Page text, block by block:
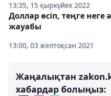
13:35, 15 қыркүйек 2022
13:00, 03 желтоқсан 2021
Доллар өсіп, теңге неге
жауабы
Жаңалықтан
хабардар болыңыз: